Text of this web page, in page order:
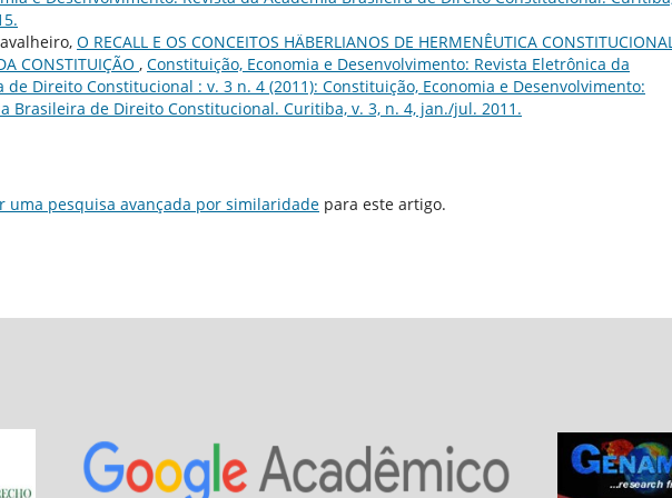
O RECALL E OS CONCEITOS HÄBERLIANOS DE HERMENÊUTICA
CONSTITUIÇÃO , Constituição, Economia e Desenvolvimento: Revista Eletrônica da
de Direito Constitucional : v. 3 n. 4 (2011): Constituição, Economia e Desenvolvimento:
Brasileira de Direito Constitucional. Curitiba, v. 3, n. 4, jan./jul. 2011.
uma pesquisa avançada por similaridade para este artigo.